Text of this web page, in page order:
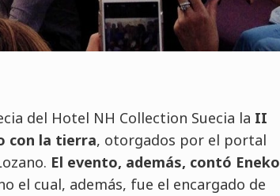
del Hotel NH Collection Suecia la II
con la tierra, otorgados por el portal
El evento, además, contó Eneko
el cual, además, fue el encargado de